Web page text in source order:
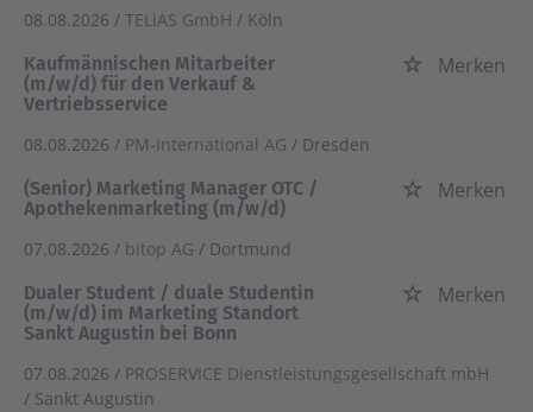
08.08.2026 / TELiAS GmbH / Köln
Kaufmännischen Mitarbeiter
(m/w/d) für den Verkauf &
Vertriebsservice
Merken
08.08.2026 / PM-International AG / Dresden
(Senior) Marketing Manager OTC /
Apothekenmarketing (m/w/d)
Merken
07.08.2026 / bitop AG / Dortmund
Dualer Student / duale Studentin
(m/w/d) im Marketing Standort
Sankt Augustin bei Bonn
Merken
07.08.2026 / PROSERVICE Dienstleistungsgesellschaft mbH
/ Sankt Augustin